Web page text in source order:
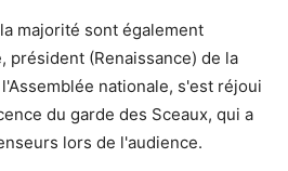
majorité sont également
président (Renaissance) de la
nationale, s'est réjoui
du garde des Sceaux, qui a
lors de l'audience.